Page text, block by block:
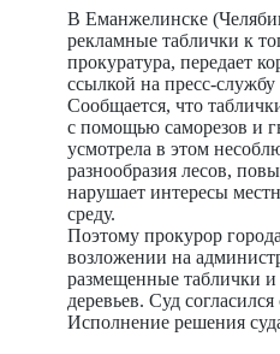
В Еманжелинске
рекламные таблички к
прокуратура, передает
ссылкой на пресс-службу
Сообщается, что
с помощью саморезов и
усмотрела в этом
разнообразия лесов,
нарушает интересы
среду.
Поэтому прокурор
возложении на
размещенные таблички и
деревьев. Суд
Исполнение решения